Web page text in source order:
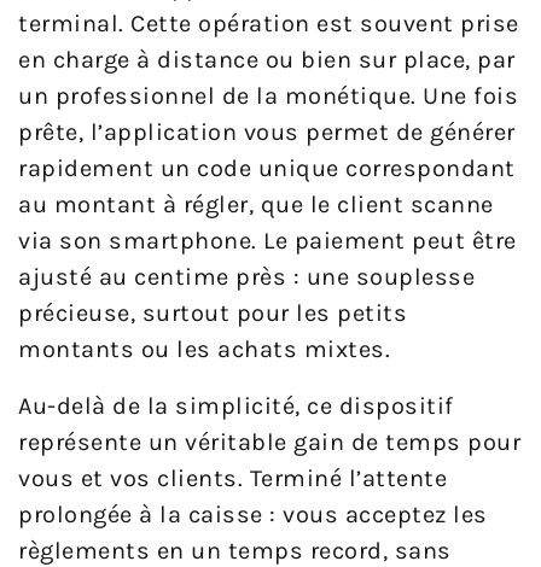
terminal. Cette opération est souvent prise
en charge à distance ou bien sur place, par
un professionnel de la monétique. Une fois
prête, l’application vous permet de générer
rapidement un code unique correspondant
au montant à régler, que le client scanne
via son smartphone. Le paiement peut être
ajusté au centime près : une souplesse
précieuse, surtout pour les petits
montants ou les achats mixtes.
Au-delà de la simplicité, ce dispositif
représente un véritable gain de temps pour
vous et vos clients. Terminé l’attente
prolongée à la caisse : vous acceptez les
règlements en un temps record, sans